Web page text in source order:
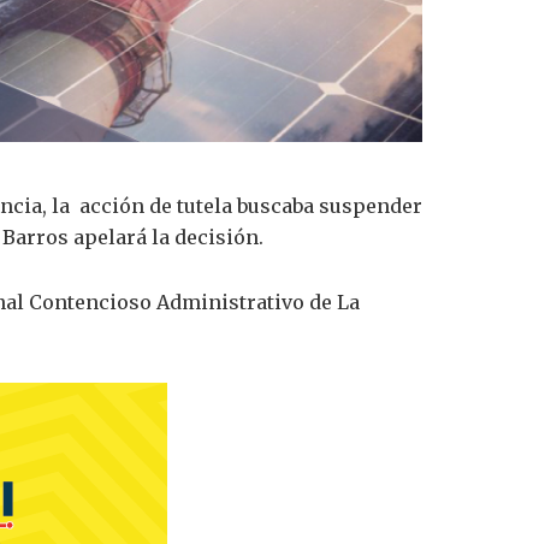
la acción de tutela buscaba suspender
apelará la decisión.
Contencioso Administrativo de La